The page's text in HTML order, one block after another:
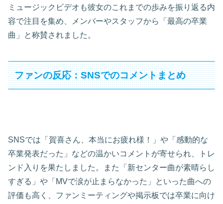
ミュージックビデオも彼女のこれまでの歩みを振り返る内
容で注目を集め、メンバーやスタッフから「最高の卒業
曲」と称賛されました。
ファンの反応：SNSでのコメントまとめ
SNSでは「賀喜さん、本当にお疲れ様！」や「感動的な
卒業発表だった」などの温かいコメントが寄せられ、トレ
ンド入りを果たしました。また「新センター曲が素晴らし
すぎる」や「MVで涙が止まらなかった」といった曲への
評価も高く、ファンミーティングや掲示板では卒業に向け